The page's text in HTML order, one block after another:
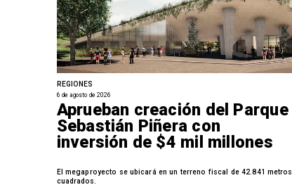
REGIONES
6 de agosto de 2026
Aprueban creación del Parque
Sebastián Piñera con
inversión de $4 mil millones
El megaproyecto se ubicará en un terreno fiscal de 42.841 metros
cuadrados.